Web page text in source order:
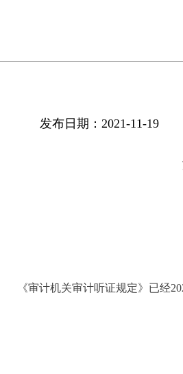
发布日期：2021-11-19
《审计机关审计听证规定》已经